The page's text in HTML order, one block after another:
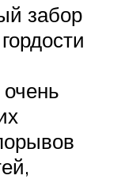
забор